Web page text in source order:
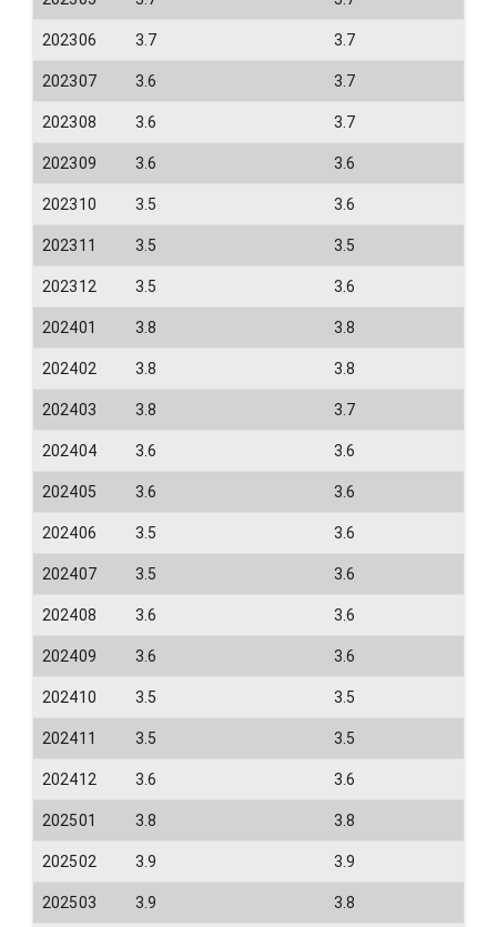
202306 3.7 3.7
202307 3.6 3.7
202308 3.6 3.7
202309 3.6 3.6
202310 3.5 3.6
202311 3.5 3.5
202312 3.5 3.6
202401 3.8 3.8
202402 3.8 3.8
202403 3.8 3.7
202404 3.6 3.6
202405 3.6 3.6
202406 3.5 3.6
202407 3.5 3.6
202408 3.6 3.6
202409 3.6 3.6
202410 3.5 3.5
202411 3.5 3.5
202412 3.6 3.6
202501 3.8 3.8
202502 3.9 3.9
202503 3.9 3.8